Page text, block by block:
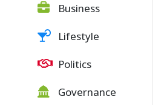
Business
Lifestyle
Politics
Governance